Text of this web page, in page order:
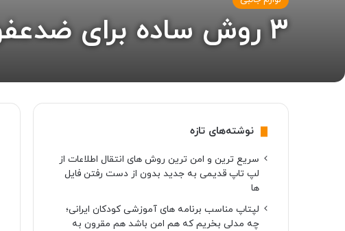
3 روش ساده برای ضدعفونی کردن گوشی در خانه
نوشته‌های تازه
سریع ترین و امن ترین روش های انتقال اطلاعات از
لپ تاپ قدیمی به جدید بدون از دست رفتن فایل
ها
لپتاپ مناسب برنامه های آموزشی کودکان ایرانی؛
چه مدلی بخریم که هم امن باشد هم مقرون به